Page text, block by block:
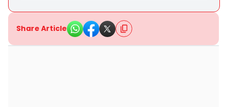
Share Article